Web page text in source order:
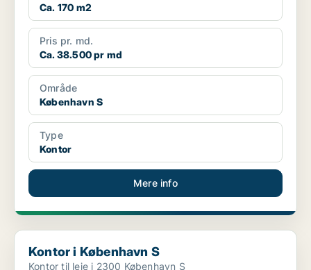
Ca. 170 m2
Pris pr. md.
Ca. 38.500 pr md
Område
København S
Type
Kontor
Mere info
Kontor i København S
Kontor i København S
Kontor til leje i 2300 København S